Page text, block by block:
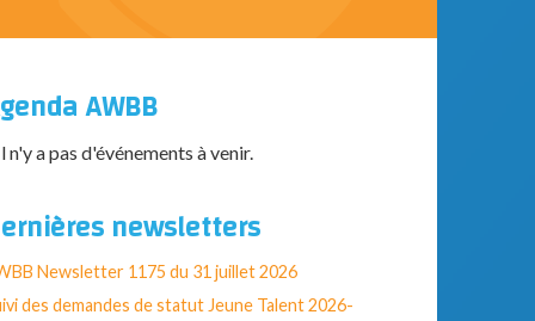
AWBB
n'y a pas d'événements à venir.
newsletters
Newsletter 1175 du 31 juillet 2026
des demandes de statut Jeune Talent 2026-